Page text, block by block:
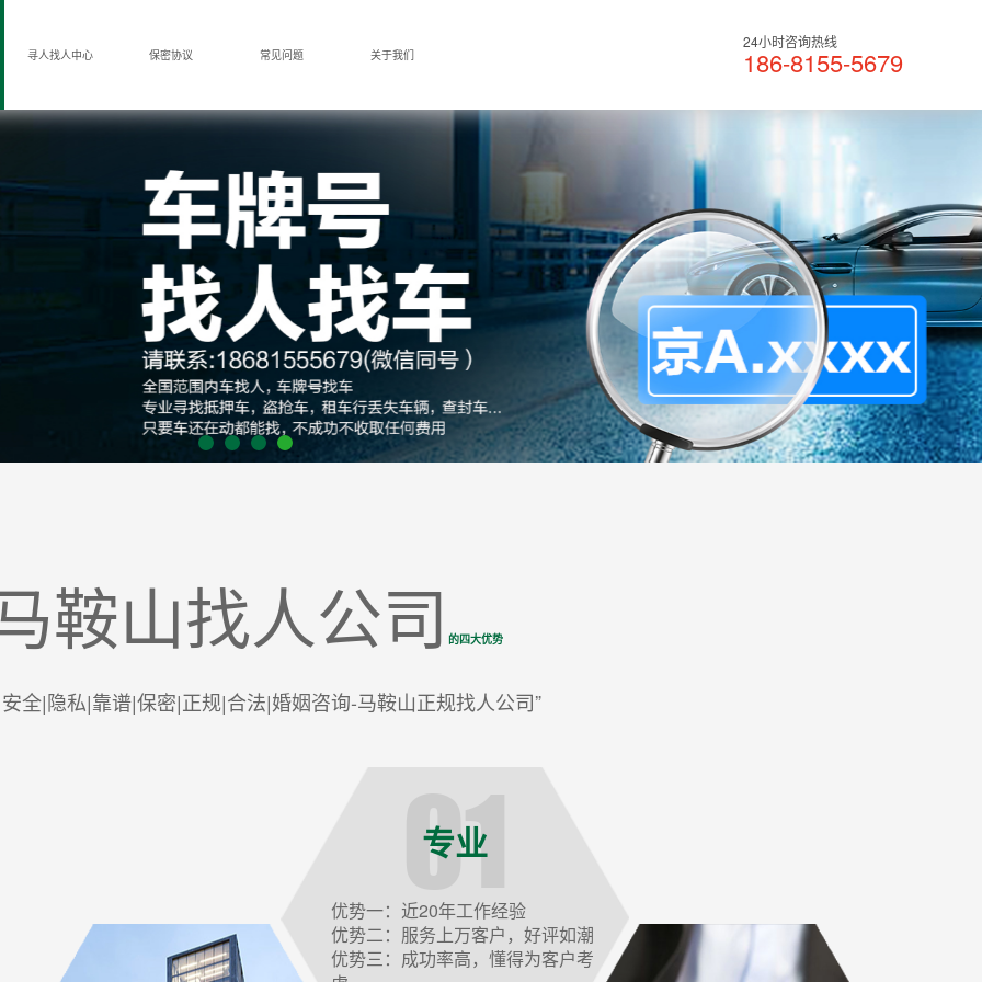
寻人找人中心 保密协议 常见问题 关于我们
24小时咨询热线
186-8155-5679
鞍山找人公司 的四大优势
全|隐私|靠谱|保密|正规|合法|婚姻咨询-马鞍山正规找人公司”
专业
优势一：近20年工作经验
优势二：服务上万客户，好评如潮
优势三：成功率高，懂得为客户考